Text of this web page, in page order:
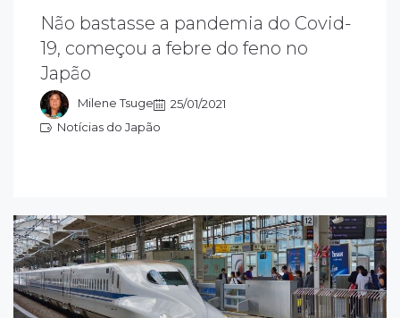
Não bastasse a pandemia do Covid-
19, começou a febre do feno no
Japão
Milene Tsuge
25/01/2021
Notícias do Japão
no Japão, além das lindas
floridas, traz uma alergia chamada
do feno, polinose ou, como é
no país, KAFUNSHO